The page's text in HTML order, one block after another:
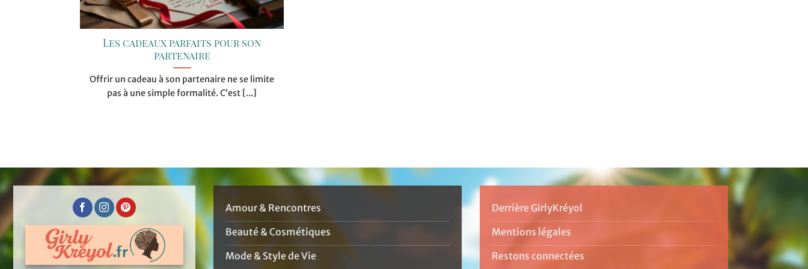
Les cadeaux parfaits pour son
partenaire
Offrir un cadeau à son partenaire ne se limite
pas à une simple formalité. C’est [...]
Amour & Rencontres
Beauté & Cosmétiques
Mode & Style de Vie
Derrière GirlyKréyol
Mentions légales
Restons connectées